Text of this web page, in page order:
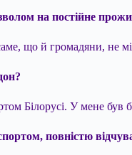
на постійне
що й громадяни, не
Білорусі. У мене був
повністю